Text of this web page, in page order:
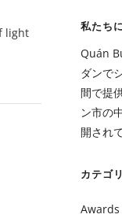
ュ
飲み
light
私たち
Quán
ダンで
間で提
ン市の
開され
カテゴ